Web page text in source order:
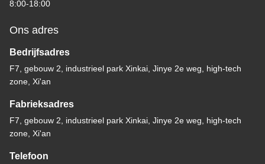
8:00-18:00
Ons adres
Bedrijfsadres
F7, gebouw 2, industrieel park Xinkai, Jinye 2e weg, high-tech
zone, Xi'an
Fabrieksadres
F7, gebouw 2, industrieel park Xinkai, Jinye 2e weg, high-tech
zone, Xi'an
Telefoon